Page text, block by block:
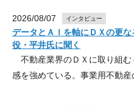
2026/08/07 インタビュー
データとＡＩを軸にＤＸの更
役・平井氏に聞く
不動産業界のＤＸに取り組む
感を強めている。事業用不動産